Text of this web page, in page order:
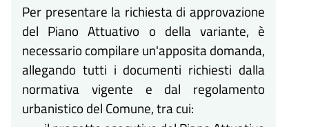
Per presentare la richiesta di approvazione
del Piano Attuativo o della variante, è
necessario compilare un'apposita domanda,
allegando tutti i documenti richiesti dalla
normativa vigente e dal regolamento
urbanistico del Comune, tra cui: